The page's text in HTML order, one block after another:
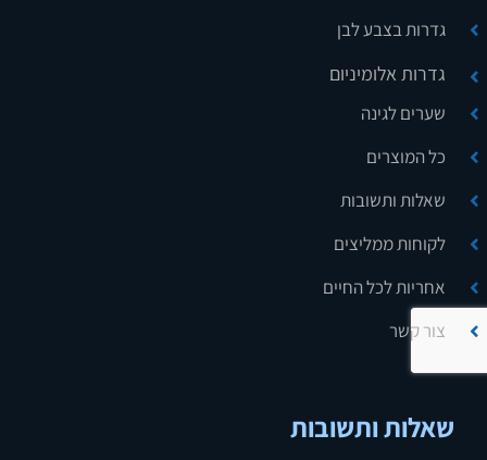
גדרות בצבע לבן
גדרות אלומיניום
שערים לגינה
כל המוצרים
שאלות ותשובות
לקוחות ממליצים
אחריות לכל החיים
צור קשר
שאלות ותשובות